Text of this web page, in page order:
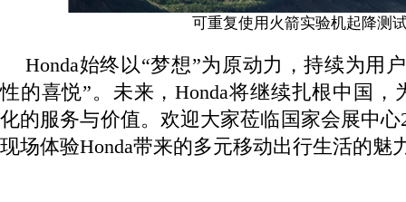
可重复使用火箭实验机起降测
Honda始终以“梦想”为原动力，持续为用
性的喜悦”。未来，Honda将继续扎根中国，
化的服务与价值。欢迎大家莅临国家会展中心
现场体验Honda带来的多元移动出行生活的魅